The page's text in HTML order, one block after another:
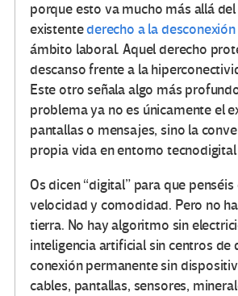
porque esto va mucho más allá
existentederecho a la
ámbito laboral. Aquel derecho
descanso frente a la
Este otro señala algo más
problema ya no es únicamente el
pantallas o mensajes, sino la
propia vida en entorno
Os dicen “digital” para que penséis
velocidad y comodidad. Pero no
tierra. No hay algoritmo sin
inteligencia artificial sin centros de
conexión permanente sin
cables, pantallas, sensores,